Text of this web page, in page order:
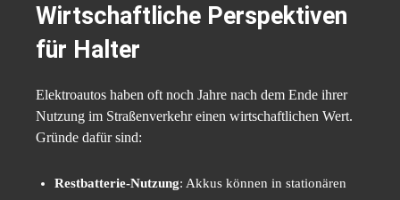
Wirtschaftliche Perspektiven
für Halter
Elektroautos haben oft noch Jahre nach dem Ende ihrer
Nutzung im Straßenverkehr einen wirtschaftlichen Wert.
Gründe dafür sind:
Restbatterie-Nutzung: Akkus können in stationären